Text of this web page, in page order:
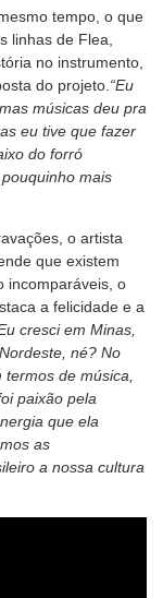
tempo, o que
linhas de Flea,
no instrumento,
do projeto. “Eu
músicas deu pra
eu tive que fazer
do forró
mais
o artista
que existem
incomparáveis, o
a felicidade e a
cresci em Minas,
né? No
de música,
paixão pela
que ela
as
a nossa cultura